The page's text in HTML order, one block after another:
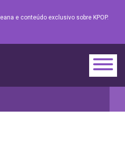
e conteúdo exclusivo sobre KPOP.